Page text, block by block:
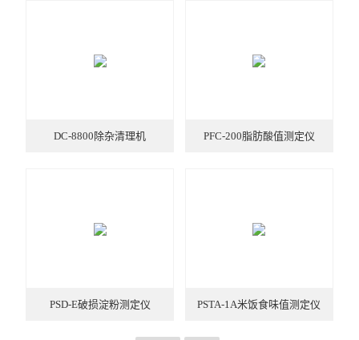
DC-8800除杂清理机 PFC-200脂肪酸值测定仪
PSD-E破损淀粉测定仪 PSTA-1A米饭食味值测定仪